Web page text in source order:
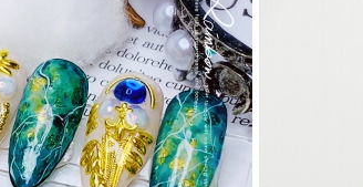
整体形象精英班